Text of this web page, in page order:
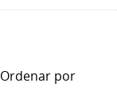
Ordenar por